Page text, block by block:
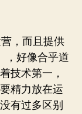
，而且提供
，好像合乎道
技术第一，
精力放在运
有过多区别